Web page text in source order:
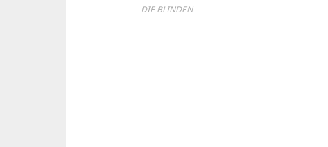
Beitragsnavigation
DIE BLINDEN